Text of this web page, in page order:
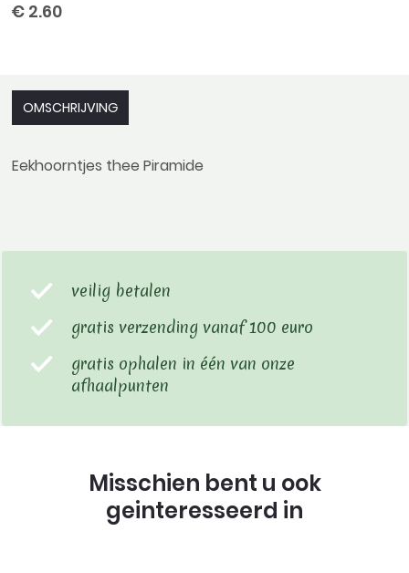
€ 2.60
OMSCHRIJVING
Eekhoorntjes thee Piramide
veilig betalen
gratis verzending vanaf 100 euro
gratis ophalen in één van onze
afhaalpunten
Misschien bent u ook
geinteresseerd in